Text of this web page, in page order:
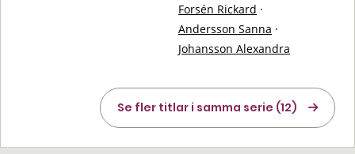
Forsén Rickard ·
Andersson Sanna ·
Johansson Alexandra
Se fler titlar i samma serie (12)